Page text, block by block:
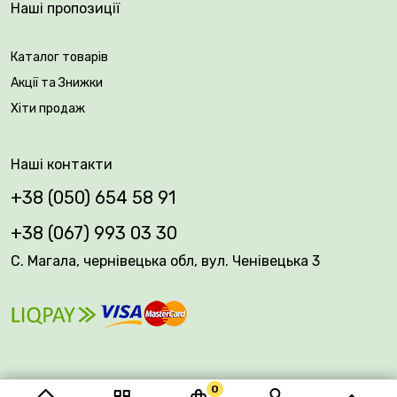
0
Наші пропозиції
Каталог товарів
Акції та Знижки
Хіти продаж
Наші контакти
+38 (050) 654 58 91
+38 (067) 993 03 30
С. Магала, чернівецька обл, вул. Ченівецька 3